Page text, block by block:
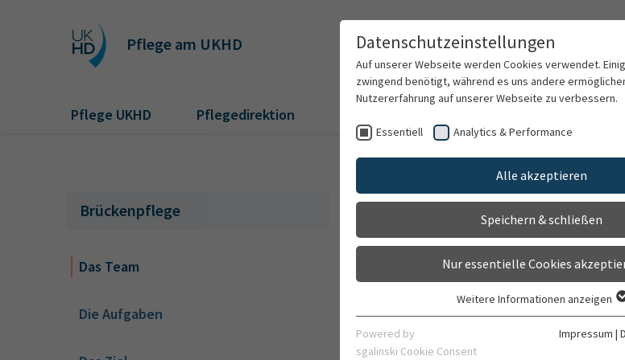
Pflege am UKHD
Pflege UKHD Pflegedirektion
Unser Team besteht aus sechs
Brückenpflege
Das Team
Die Aufgaben
Datenschutzeinstellungen
Auf unserer Webseite werden Cookies verwendet.
zwingend benötigt, während es uns andere
Nutzererfahrung auf unserer Webseite zu verbessern.
Essentiell Analytics & Performance
Alle akzeptieren
Speichern & schließen
Nur essentielle Cookies
Essentielle Cookies werden für grundlegende
benötigt. Dadurch ist gewährleistet, dass die
Weitere Informationen anzeigen
Powered by
sgalinski Cookie Consent
Impressum |